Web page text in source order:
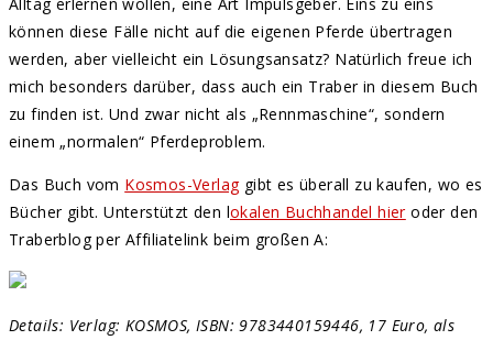
können diese Fälle nicht auf die eigenen Pferde übertragen
werden, aber vielleicht ein Lösungsansatz? Natürlich freue ich
mich besonders darüber, dass auch ein Traber in diesem Buch
zu finden ist. Und zwar nicht als „Rennmaschine“, sondern
einem „normalen“ Pferdeproblem.
Das Buch vom Kosmos-Verlaggibt es überall zu kaufen, wo es
Bücher gibt. Unterstützt den lokalen Buchhandel hieroder den
Traberblog per Affiliatelink beim großen A:
Details: Verlag: KOSMOS, ISBN: 9783440159446, 17 Euro, als